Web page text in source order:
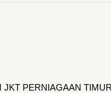
JKT PERNIAGAAN